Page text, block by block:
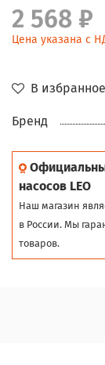
В избранное
2 568 ₽
Цена указана с
Бренд
насосов LEO
Наш магазин
в России. Мы
товаров.